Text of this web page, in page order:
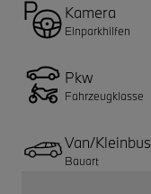
Kamera
Einparkhilfen
Pkw
Fahrzeugklasse
Van/Kleinbus
Bauart